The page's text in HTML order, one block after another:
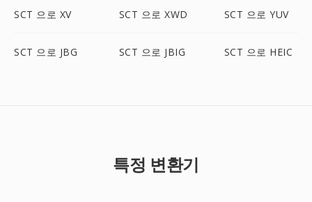
SCT 으로 XV SCT 으로 XWD SCT 으로 YUV
SCT 으로 JBG SCT 으로 JBIG SCT 으로 HEIC
특정 변환기